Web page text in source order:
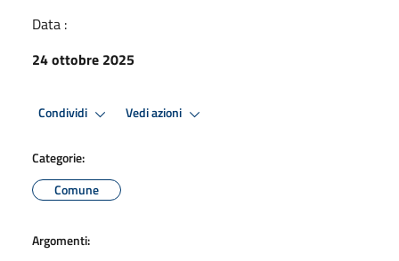
Data :
24 ottobre 2025
Condividi Vedi azioni
Categorie:
Comune
Argomenti: